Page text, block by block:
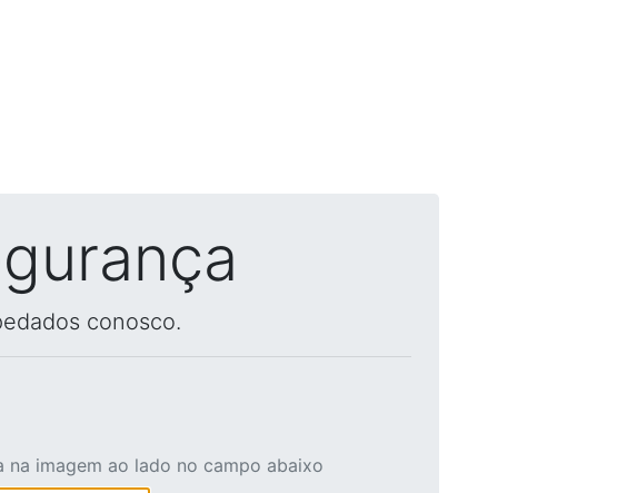
conosco.
na imagem ao lado no campo abaixo